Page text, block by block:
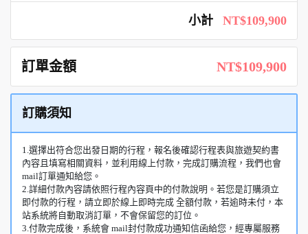
小計 NT$109,900
訂單金額 NT$109,900
訂購須知
1.選擇出符合您出發日期的行程，報名後確認行程表與旅遊契約書
內容且填寫相關資料，並利用線上付款，完成訂購流程，我們也會
mail訂單通知給您。
2.詳細付款內容請依照行程內容頁中的付款說明。若您是訂購須立
即付款的行程，請立即於線上即時完成 全額付款，若逾時未付，本
站系統將自動取消訂單，不會保留您的訂位。
3.付款完成後，系統會 mail封付款成功通知信函給您，經專屬服務